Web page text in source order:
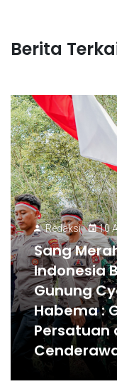
Berita
Redaksi 10
Sang
Indonesia
Gunung
Habema :
Persatuan